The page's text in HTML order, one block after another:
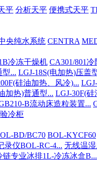
平 分析天平 便携式天平
央纯水系统 CENTRA
冷冻干燥机 CA301/801冷
型... LGJ-18S(电加热)压盖
硅油加热、风冷)...
加热)普通型... LGJ-30F(
B流动床造粒装置...
冷柜
BD/BC70 BOL-KYCF60
录仪BOL-RC-4... 无线温
链专业冰排1L-冷冻冰盒B...